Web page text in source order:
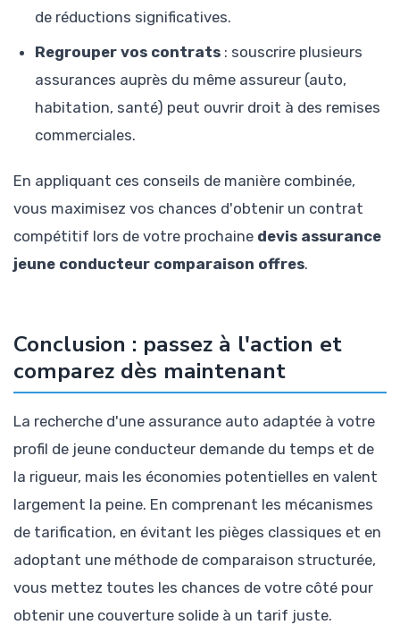
de réductions significatives.
Regrouper vos contrats : souscrire plusieurs
assurances auprès du même assureur (auto,
habitation, santé) peut ouvrir droit à des remises
commerciales.
En appliquant ces conseils de manière combinée,
vous maximisez vos chances d'obtenir un contrat
compétitif lors de votre prochaine devis assurance
jeune conducteur comparaison offres.
Conclusion : passez à l'action et
comparez dès maintenant
La recherche d'une assurance auto adaptée à votre
profil de jeune conducteur demande du temps et de
la rigueur, mais les économies potentielles en valent
largement la peine. En comprenant les mécanismes
de tarification, en évitant les pièges classiques et en
adoptant une méthode de comparaison structurée,
vous mettez toutes les chances de votre côté pour
obtenir une couverture solide à un tarif juste.